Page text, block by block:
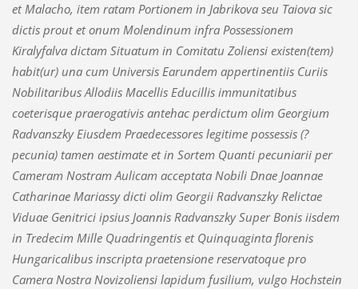
et Malacho, item ratam Portionem in Jabrikova seu Taiova sic
dictis prout et onum Molendinum infra Possessionem
Kiralyfalva dictam Situatum in Comitatu Zoliensi existen(tem)
habit(ur) una cum Universis Earundem appertinentiis Curiis
Nobilitaribus Allodiis Macellis Educillis immunitatibus
coeterisque praerogativis antehac perdictum olim Georgium
Radvanszky Eiusdem Praedecessores legitime possessis (?
pecunia) tamen aestimate et in Sortem Quanti pecuniarii per
Cameram Nostram Aulicam acceptata Nobili Dnae Joannae
Catharinae Mariassy dicti olim Georgii Radvanszky Relictae
Viduae Genitrici ipsius Joannis Radvanszky Super Bonis iisdem
in Tredecim Mille Quadringentis et Quinquaginta florenis
Hungaricalibus inscripta praetensione reservatoque pro
Camera Nostra Novizoliensi lapidum fusilium, vulgo Hochstein